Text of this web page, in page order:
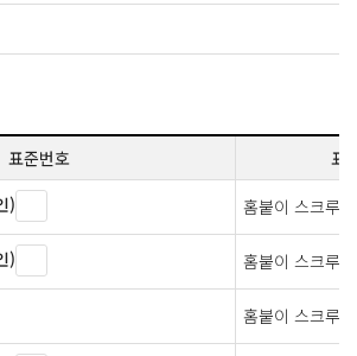
표준번호
표
)
홈붙이 스크루
) 홈붙이 스크루
홈붙이 스크루